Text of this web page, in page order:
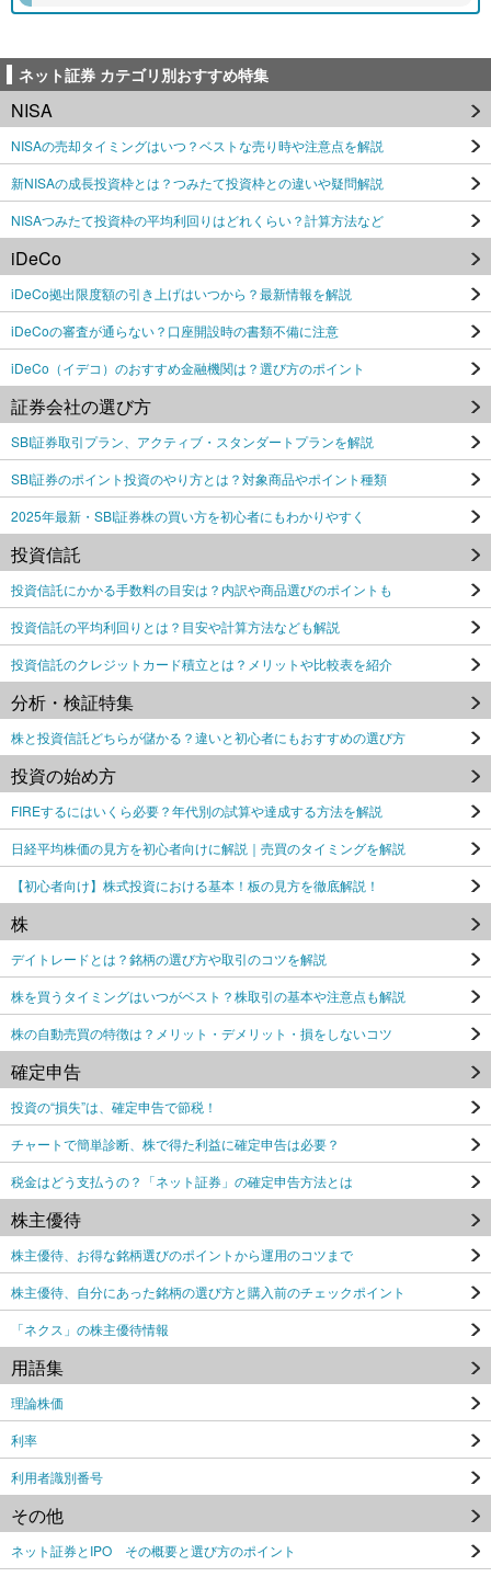
ネット証券 カテゴリ別おすすめ特集
NISA
NISAの売却タイミングはいつ？ベストな売り時や注意点を解説
新NISAの成長投資枠とは？つみたて投資枠との違いや疑問解説
NISAつみたて投資枠の平均利回りはどれくらい？計算方法など
iDeCo
iDeCo拠出限度額の引き上げはいつから？最新情報を解説
iDeCoの審査が通らない？口座開設時の書類不備に注意
iDeCo（イデコ）のおすすめ金融機関は？選び方のポイント
証券会社の選び方
SBI証券取引プラン、アクティブ・スタンダートプランを解説
SBI証券のポイント投資のやり方とは？対象商品やポイント種類
2025年最新・SBI証券株の買い方を初心者にもわかりやすく
投資信託
投資信託にかかる手数料の目安は？内訳や商品選びのポイントも
投資信託の平均利回りとは？目安や計算方法なども解説
投資信託のクレジットカード積立とは？メリットや比較表を紹介
分析・検証特集
株と投資信託どちらが儲かる？違いと初心者にもおすすめの選び方
投資の始め方
FIREするにはいくら必要？年代別の試算や達成する方法を解説
日経平均株価の見方を初心者向けに解説｜売買のタイミングを解説
【初心者向け】株式投資における基本！板の見方を徹底解説！
株
デイトレードとは？銘柄の選び方や取引のコツを解説
株を買うタイミングはいつがベスト？株取引の基本や注意点も解説
株の自動売買の特徴は？メリット・デメリット・損をしないコツ
確定申告
投資の“損失”は、確定申告で節税！
チャートで簡単診断、株で得た利益に確定申告は必要？
税金はどう支払うの？「ネット証券」の確定申告方法とは
株主優待
株主優待、お得な銘柄選びのポイントから運用のコツまで
株主優待、自分にあった銘柄の選び方と購入前のチェックポイント
「ネクス」の株主優待情報
用語集
理論株価
利率
利用者識別番号
その他
ネット証券とIPO その概要と選び方のポイント